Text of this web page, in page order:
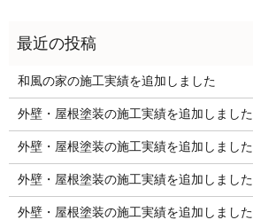
和風の家の施工実績を追加しました
外壁・屋根塗装の施工実績を追加しました
外壁・屋根塗装の施工実績を追加しました
外壁・屋根塗装の施工実績を追加しました
外壁・屋根塗装の施工実績を追加しました